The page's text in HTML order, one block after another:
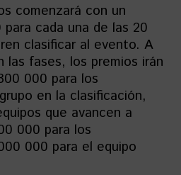
comenzará con un
cada una de las 20
clasificar al evento. A
las fases, los premios irán
000 para los
en la clasificación,
que avancen a
000 para los
000 para el equipo